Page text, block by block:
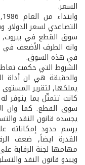
السعر.
التصاعدي لسعر
سوق القطع في بيروت,
وانه الطرف الأضعف في
في هذه السوق.
الشروط التي حكمت
والحقيقة هي ان أداة
يملكها, لتقرير
كانت تتمثّل بما
سوق القطع. كما وان
يجسده قانون النقد
يرسم حدود
القدرة ايضاً, ضعف
مهامها لجنة الرقابة
ويبدو قانون النقد